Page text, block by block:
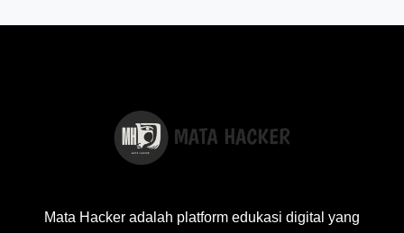
Mata Hacker adalah platform edukasi digital yang